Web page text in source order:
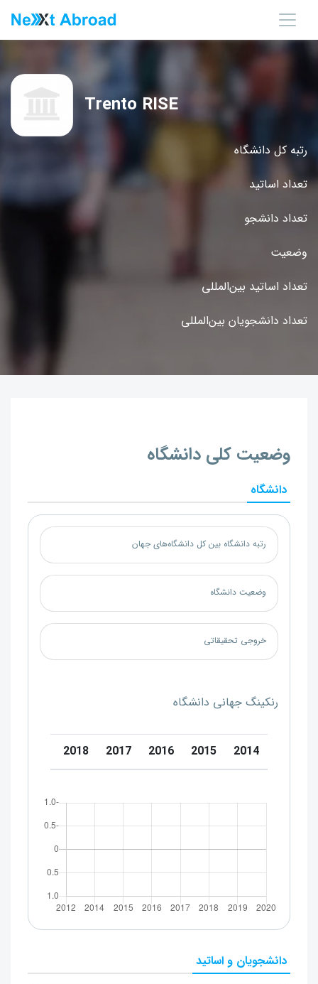
رتبه کل دانشگاه
تعداد اساتید
تعداد دانشجو
وضعیت
تعداد اساتید بین‌المللی
تعداد دانشجویان بین‌المللی
Trento RISE
وضعیت کلی دانشگاه
دانشگاه
رتبه دانشگاه بین کل دانشگاه‌های جهان
وضعیت دانشگاه
خروجی تحقیقاتی
رنکینگ جهانی دانشگاه
2014
2015
2016
2017
2018
دانشجویان و اساتید